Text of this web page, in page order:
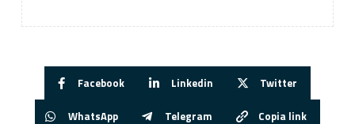
Facebook Linkedin Twitter
WhatsApp Telegram Copia link